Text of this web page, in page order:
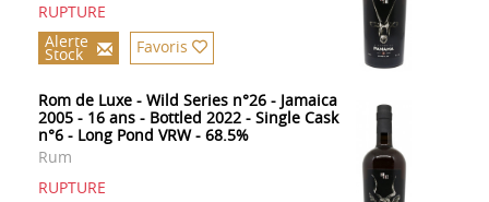
RUPTURE
Alerte
Stock Favoris
Rom de Luxe - Wild Series n°26 - Jamaica
2005 - 16 ans - Bottled 2022 - Single Cask
n°6 - Long Pond VRW - 68.5%
Rum
RUPTURE